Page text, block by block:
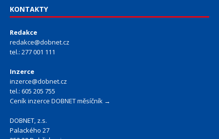
KONTAKTY
Redakce
redakce@dobnet.cz
tel.: 277 001 111
Inzerce
inzerce@dobnet.cz
tel.: 605 205 755
Ceník inzerce DOBNET měsíčník →
DOBNET, z.s.
Palackého 27